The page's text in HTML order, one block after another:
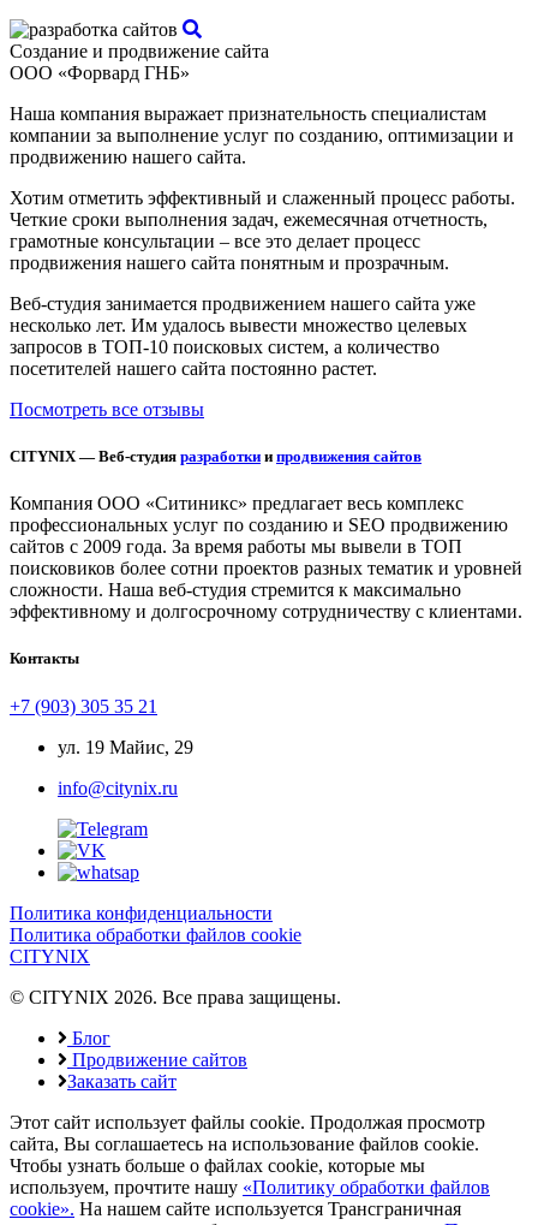
Создание и продвижение сайта
ООО «Форвард ГНБ»
Наша компания выражает признательность специалистам
компании за выполнение услуг по созданию, оптимизации и
продвижению нашего сайта.
Хотим отметить эффективный и слаженный процесс работы.
Четкие сроки выполнения задач, ежемесячная отчетность,
грамотные консультации – все это делает процесс
продвижения нашего сайта понятным и прозрачным.
Веб-студия занимается продвижением нашего сайта уже
несколько лет. Им удалось вывести множество целевых
запросов в ТОП-10 поисковых систем, а количество
посетителей нашего сайта постоянно растет.
Посмотреть все отзывы
CITYNIX — Веб-студия разработки и продвижения сайтов
Компания ООО «Ситиникс» предлагает весь комплекс
профессиональных услуг по созданию и SEO продвижению
сайтов с 2009 года. За время работы мы вывели в ТОП
поисковиков более сотни проектов разных тематик и уровней
сложности. Наша веб-студия стремится к максимально
эффективному и долгосрочному сотрудничеству с клиентами.
Контакты
+7 (903) 305 35 21
ул. 19 Майис, 29
info@citynix.ru
Политика конфиденциальности
Политика обработки файлов cookie
CITYNIX
© CITYNIX 2026. Все права защищены.
Блог
Продвижение сайтов
Заказать сайт
Этот сайт использует файлы cookie. Продолжая просмотр
сайта, Вы соглашаетесь на использование файлов cookie.
Чтобы узнать больше о файлах cookie, которые мы
используем, прочтите нашу «Политику обработки файлов
cookie». На нашем сайте используется Трансграничная